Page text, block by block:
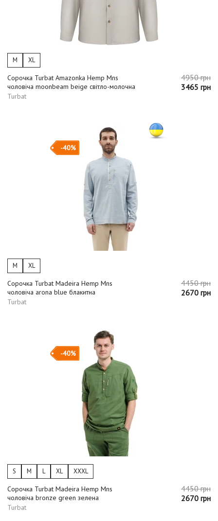
M XL
Сорочка Turbat Amazonka Hemp Mns
чоловіча moonbeam beige світло-молочна
Turbat
4950 грн
3465 грн
-40%
M XL
Сорочка Turbat Madeira Hemp Mns
чоловіча arona blue блакитна
Turbat
4450 грн
2670 грн
-40%
S M L XL XXXL
Сорочка Turbat Madeira Hemp Mns
чоловіча bronze green зелена
Turbat
4450 грн
2670 грн